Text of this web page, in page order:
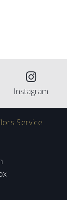
Instagram
Service